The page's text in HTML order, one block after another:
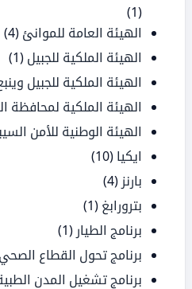
(1)
الهيئة العامة للموانئ (4)
الهيئة الملكية للجبيل (1)
الهيئة الملكية للجبيل
الهيئة الملكية لمحافظة
الهيئة الوطنية للأمن
ايكيا (10)
بارنز (4)
بترورابغ (1)
برنامج الطيار (1)
برنامج تحول القطاع الصحي
برنامج تشغيل المدن